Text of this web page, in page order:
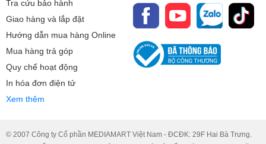
Chứng nhận an toàn và chống cháy nổ theo chuẩn an
Tra cứu bảo hành
Giao hàng và lắp đặt
Hướng dẫn mua hàng Online
Mua hàng trả góp
Quy chế hoạt động
In hóa đơn điện tử
Xem thêm
© 2007 Công ty Cổ phần MEDIAMART Việt Nam - ĐCĐK: 29F Hai Bà Trưng.